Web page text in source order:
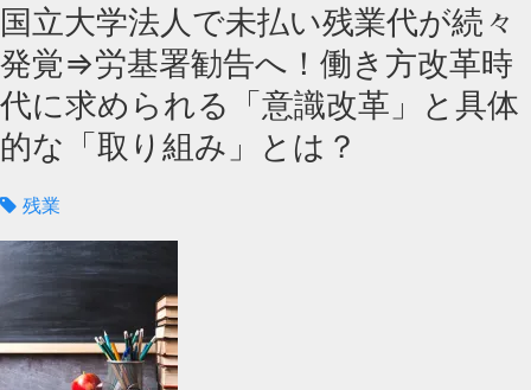
国立大学法人で未払い残業代が続々
発覚⇒労基署勧告へ！働き方改革時
代に求められる「意識改革」と具体
的な「取り組み」とは？
残業